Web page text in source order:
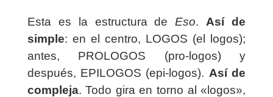
Esta es la estructura deEso. Así de
simple: en el centro, LOGOS (el logos);
antes, PROLOGOS (pro-logos) y
después, EPILOGOS (epi-logos). Así de
compleja. Todo gira en torno al «logos»,